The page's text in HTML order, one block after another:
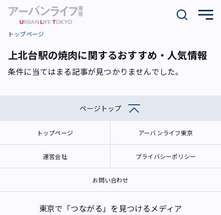
トップページ
上北台駅の焼肉に関するおすすめ・人気情報
条件に当てはまる記事が見つかりませんでした。
ページトップ
トップページ アーバンライフ東京
運営会社 プライバシーポリシー
お問い合わせ
東京で「つながる」を見つけるメディア